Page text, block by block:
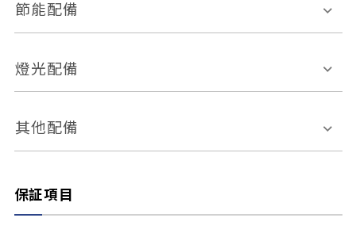
自動停車系統 盲點偵測系統
倒車雷達
無
有
外部音源接入
節能配備
引擎啟閉系統
燈光配備
感應頭燈
頭燈光源
其他配備
保証項目